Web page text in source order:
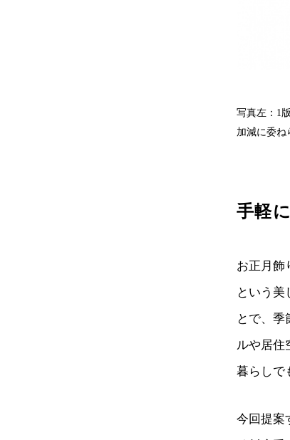
写真左：1
加減に委ね
手軽
お正月飾
という美
とで、季
ルや居住
暮らしで
今回提案